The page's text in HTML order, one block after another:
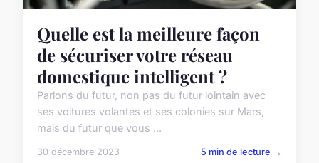
Quelle est la meilleure façon
de sécuriser votre réseau
domestique intelligent ?
Parlons du futur, non pas du futur lointain avec
ses voitures volantes et ses colonies sur Mars,
mais du futur que vous ...
30 décembre 2023 5 min de lecture →